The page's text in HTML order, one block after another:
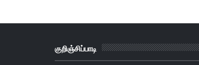
குறிஞ்சிப்பாடி